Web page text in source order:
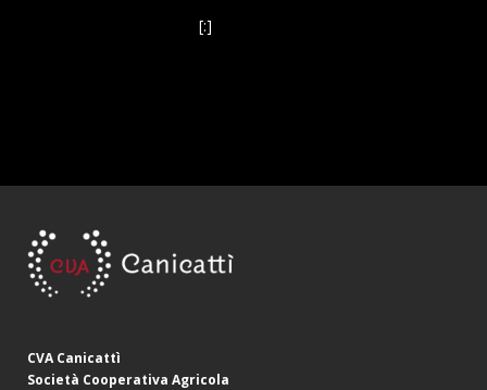
[:]
CVA Canicattì
Società Cooperativa Agricola